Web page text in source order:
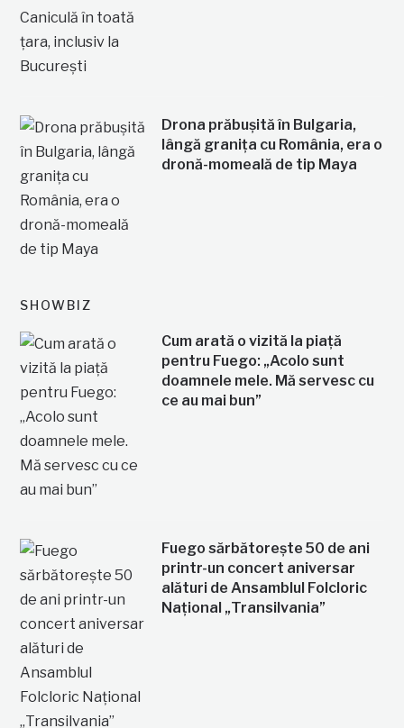
Drona prăbușită în Bulgaria,
lângă granița cu România, era o
dronă-momeală de tip Maya
SHOWBIZ
Cum arată o vizită la piață
pentru Fuego: „Acolo sunt
doamnele mele. Mă servesc cu
ce au mai bun”
Fuego sărbătorește 50 de ani
printr-un concert aniversar
alături de Ansamblul Folcloric
Național „Transilvania”